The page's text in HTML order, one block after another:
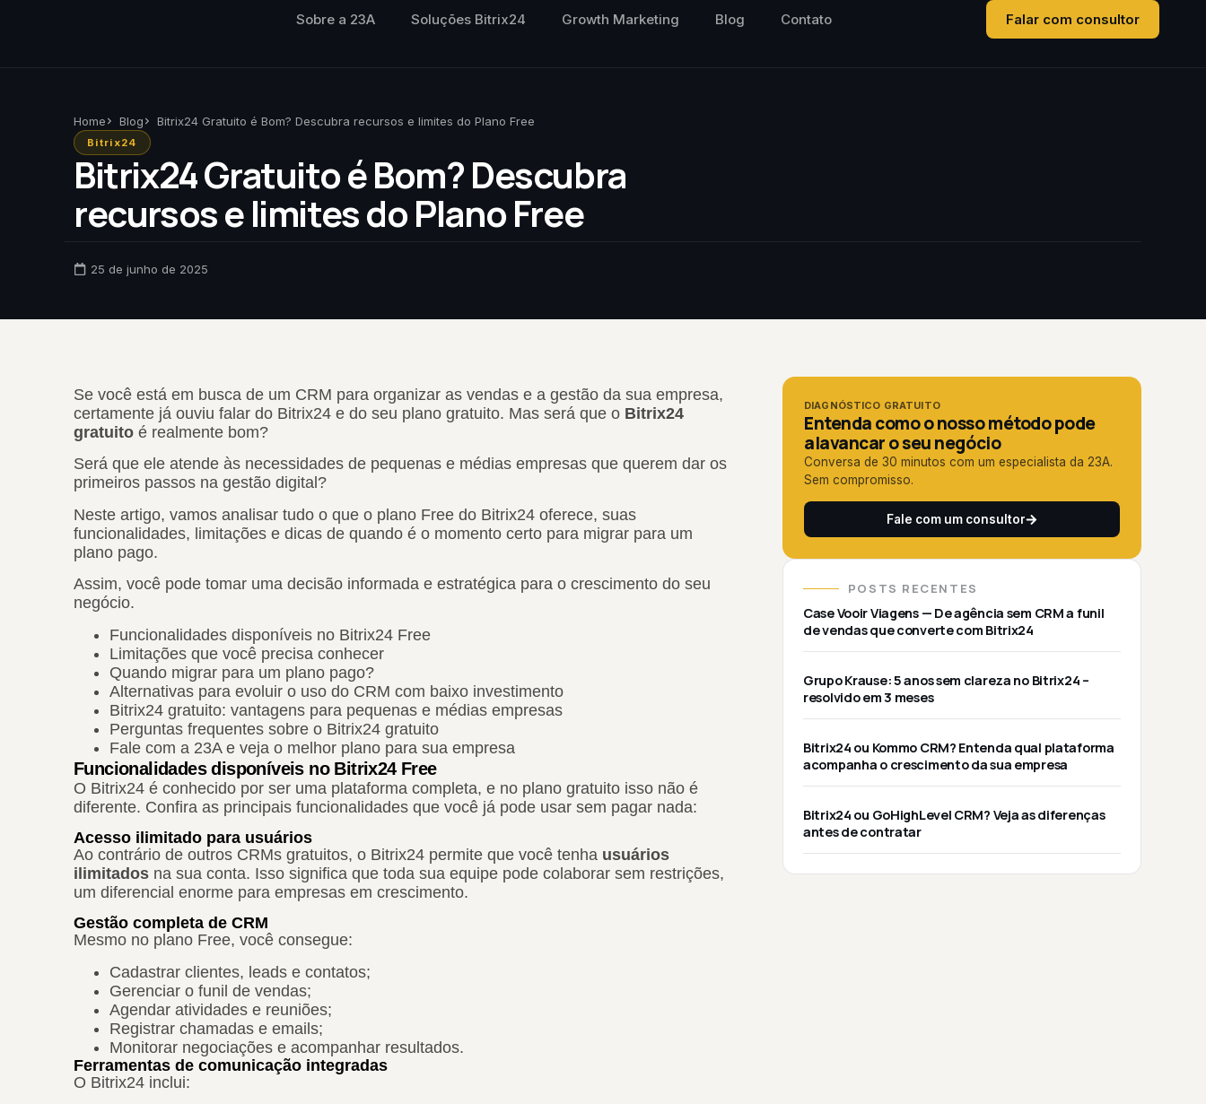
Sobre a 23A Soluções Bitrix24 Growth Marketing Blog Contato Falar com consultor
Home Blog Bitrix24 Gratuito é Bom? Descubra recursos e limites do Plano Free
Bitrix24
Bitrix24 Gratuito é Bom? Descubra
recursos e limites do Plano Free
25 de junho de 2025
Se você está em busca de um CRM para organizar as vendas e a gestão da sua empresa,
certamente já ouviu falar do Bitrix24 e do seu plano gratuito. Mas será que o Bitrix24
gratuito é realmente bom?
Será que ele atende às necessidades de pequenas e médias empresas que querem dar os
primeiros passos na gestão digital?
Neste artigo, vamos analisar tudo o que o plano Free do Bitrix24 oferece, suas
funcionalidades, limitações e dicas de quando é o momento certo para migrar para um
plano pago.
Assim, você pode tomar uma decisão informada e estratégica para o crescimento do seu
negócio.
Funcionalidades disponíveis no Bitrix24 Free
Limitações que você precisa conhecer
Quando migrar para um plano pago?
Alternativas para evoluir o uso do CRM com baixo investimento
Bitrix24 gratuito: vantagens para pequenas e médias empresas
Perguntas frequentes sobre o Bitrix24 gratuito
Fale com a 23A e veja o melhor plano para sua empresa
Funcionalidades disponíveis no Bitrix24 Free
O Bitrix24 é conhecido por ser uma plataforma completa, e no plano gratuito isso não é
diferente. Confira as principais funcionalidades que você já pode usar sem pagar nada:
Acesso ilimitado para usuários
Ao contrário de outros CRMs gratuitos, o Bitrix24 permite que você tenha usuários
ilimitados na sua conta. Isso significa que toda sua equipe pode colaborar sem restrições,
um diferencial enorme para empresas em crescimento.
Gestão completa de CRM
Mesmo no plano Free, você consegue:
Cadastrar clientes, leads e contatos;
Gerenciar o funil de vendas;
Agendar atividades e reuniões;
Registrar chamadas e emails;
Monitorar negociações e acompanhar resultados.
Ferramentas de comunicação integradas
O Bitrix24 inclui:
DIAGNÓSTICO GRATUITO
Entenda como o nosso método pode
alavancar o seu negócio
Conversa de 30 minutos com um especialista da 23A.
Sem compromisso.
Fale com um consultor
POSTS RECENTES
Case Vooir Viagens — De agência sem CRM a funil
de vendas que converte com Bitrix24
Grupo Krause: 5 anos sem clareza no Bitrix24 –
resolvido em 3 meses
Bitrix24 ou Kommo CRM? Entenda qual plataforma
acompanha o crescimento da sua empresa
Bitrix24 ou GoHighLevel CRM? Veja as diferenças
antes de contratar